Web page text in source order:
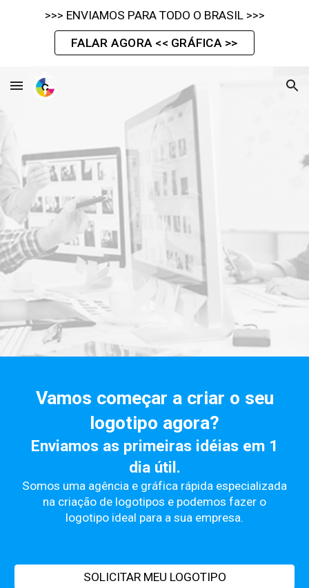
>>> ENVIAMOS PARA TODO O BRASIL >>>
FALAR AGORA << GRÁFICA >>
Vamos começar a criar o seu
logotipo agora?
Enviamos as primeiras idéias em 1
dia útil.
Somos uma agência e gráfica rápida especializada
na criação de logotipos e podemos fazer o
logotipo ideal para a sua empresa.
SOLICITAR MEU LOGOTIPO